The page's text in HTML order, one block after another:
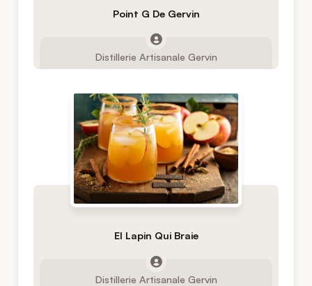
Point G De Gervin
Distillerie Artisanale Gervin
El Lapin Qui Braie
Distillerie Artisanale Gervin